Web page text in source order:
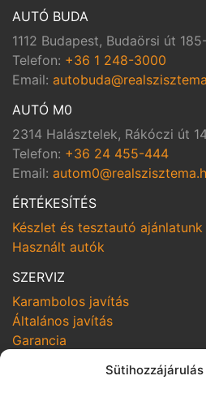
Sütihozzájárulás
AUTÓ BUDA
1112 Budapest, Budaörsi út
Telefon: +36 1 248-3000
Email:
AUTÓ M0
2314 Halásztelek, Rákóczi út
Telefon: +36 24 455-444
Email:
ÉRTÉKESÍTÉS
Készlet és tesztautó ajánlatunk
Használt autók
SZERVIZ
Karambolos javítás
Általános javítás
Garancia
SZOLGÁLTATÁSOK